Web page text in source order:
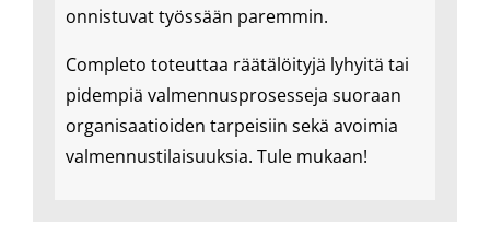
onnistuvat työssään paremmin.
Completo toteuttaa räätälöityjä lyhyitä tai
pidempiä valmennusprosesseja suoraan
organisaatioiden tarpeisiin sekä avoimia
valmennustilaisuuksia. Tule mukaan!